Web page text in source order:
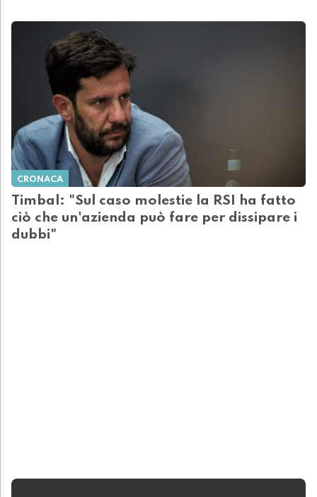
CRONACA
Timbal: "Sul caso molestie la RSI ha fatto
ciò che un'azienda può fare per dissipare i
dubbi"